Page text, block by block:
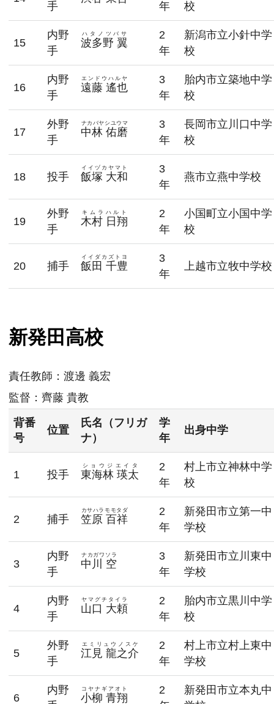
手
年
校
15
内野
手
波多野 翼
ハタノツバサ
2
年
新潟市立小針中学
校
16
内野
手
遠藤 遙也
エンドウハルヤ
3
年
胎内市立築地中学
校
17
外野
手
中林 佑磨
ナカバヤシユウマ
3
年
長岡市立川口中学
校
18 投手 飯塚 大和
イイヅカヤマト
3
年
燕市立燕中学校
19
外野
手
木村 日翔
キムラハルト
2
年
小国町立小国中学
校
20 捕手 飯田 千豊
イイダカズトヨ
3
年
上越市立牧中学校
新発田高校
責任教師：渡邊 義宏
監督：齊藤 貴教
背番
号
位置
氏名（フリガ
ナ）
学
年
出身中学
1 投手 東海林 瑛太
ショウジエイタ
2
年
村上市立神林中学
校
2 捕手 笠原 百祥
カサハラモモタダ
2
年
新発田市立第一中
学校
3
内野
手
中川 空
ナカガワソラ
3
年
新発田市立川東中
学校
4
内野
手
山口 大頼
ヤマグチタイラ
2
年
胎内市立黒川中学
校
5
外野
手
江見 龍之介
エミリュウノスケ
2
年
村上市立村上東中
学校
6
内野
小柳 青翔
コヤナギアオト
2
新発田市立本丸中